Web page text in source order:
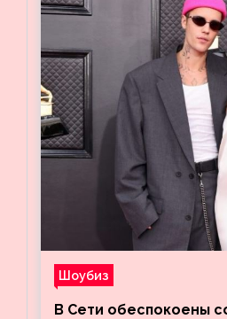
Шоубиз
В Сети обеспокоены